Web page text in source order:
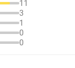
11
3
1
0
0